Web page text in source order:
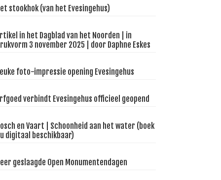
stookhok (van het Evesingehus)
in het Dagblad van het Noorden | in
3 november 2025 | door Daphne Eskes
foto-impressie opening Evesingehus
verbindt Evesingehus officieel geopend
en Vaart | Schoonheid aan het water (boek
digitaal beschikbaar)
geslaagde Open Monumentendagen